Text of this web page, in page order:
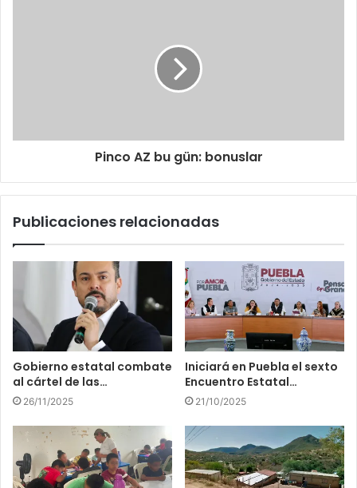
Pinco AZ bu gün: bonuslar
Publicaciones relacionadas
Gobierno estatal combate
al cártel de las…
26/11/2025
Iniciará en Puebla el sexto
Encuentro Estatal…
21/10/2025